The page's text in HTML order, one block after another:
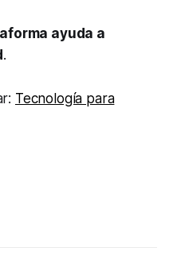
ayuda a
.
Tecnología para